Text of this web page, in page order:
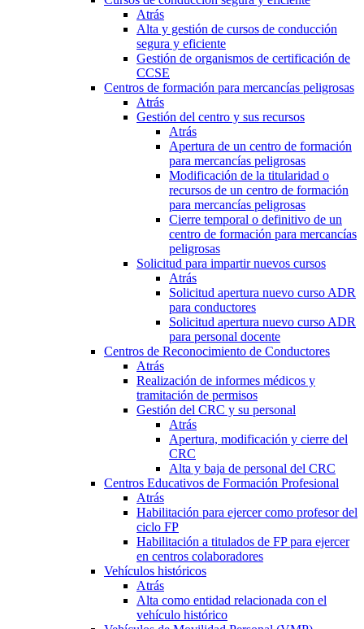
Atrás
Alta y gestión de cursos de conducción
segura y eficiente
Gestión de organismos de certificación de
CCSE
Centros de formación para mercancías peligrosas
Atrás
Gestión del centro y sus recursos
Atrás
Apertura de un centro de formación
para mercancías peligrosas
Modificación de la titularidad o
recursos de un centro de formación
para mercancías peligrosas
Cierre temporal o definitivo de un
centro de formación para mercancías
peligrosas
Solicitud para impartir nuevos cursos
Atrás
Solicitud apertura nuevo curso ADR
para conductores
Solicitud apertura nuevo curso ADR
para personal docente
Centros de Reconocimiento de Conductores
Atrás
Realización de informes médicos y
tramitación de permisos
Gestión del CRC y su personal
Atrás
Apertura, modificación y cierre del
CRC
Alta y baja de personal del CRC
Centros Educativos de Formación Profesional
Atrás
Habilitación para ejercer como profesor del
ciclo FP
Habilitación a titulados de FP para ejercer
en centros colaboradores
Vehículos históricos
Atrás
Alta como entidad relacionada con el
vehículo histórico